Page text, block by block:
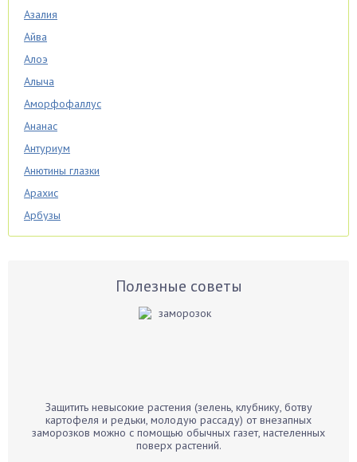
Азалия
Айва
Алоэ
Алыча
Аморфофаллус
Ананас
Антуриум
Анютины глазки
Арахис
Арбузы
Аспарагус
Бархатцы
Бегония
Полезные советы
Защитить невысокие растения (зелень, клубнику, ботву
картофеля и редьки, молодую рассаду) от внезапных
заморозков можно с помощью обычных газет, настеленных
поверх растений.